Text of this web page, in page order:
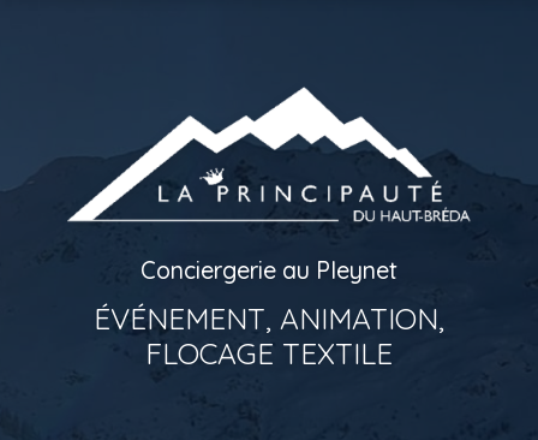
Flocage textile
Conciergerie au Pleynet
ÉVÉNEMENT, ANIMATION,
FLOCAGE TEXTILE